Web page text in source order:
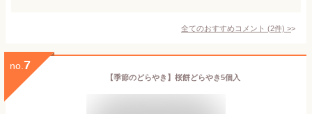
全てのおすすめコメント (2件) >
no. 7
【季節のどらやき】桜餅どらやき5個入